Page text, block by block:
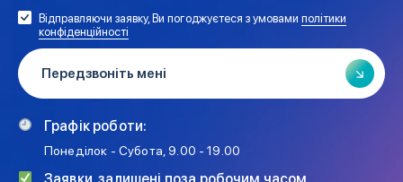
Відправляючи заявку, Ви погоджуєтеся з умовами політики
конфіденційності
Графік роботи:
Понеділок - Субота, 9.00 - 19.00
Заявки, залишені поза робочим часом,